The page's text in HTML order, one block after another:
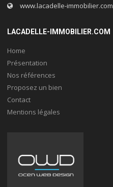
www.lacadelle-immobilier.com
LACADELLE-IMMOBILIER.COM
Home
Présentation
Nos références
Proposez un bien
Contact
Mentions légales